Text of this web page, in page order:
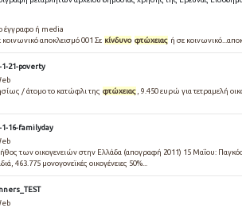
έγγραφο ή media
κοινωνικό αποκλεισμό 001 Σε κίνδυνο φτώχειας ή σε
1-21-poverty
/ άτομο το κατώφλι της φτώχειας , 9.450 ευρώ για τετραμελή
1-16-familyday
των οικογενειών στην Ελλάδα (απογραφή 2011) 15 Μαΐου:
463.775 μονογονεϊκές οικογένειες 50%...